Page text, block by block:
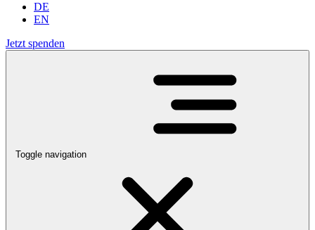
DE
EN
Jetzt spenden
Toggle navigation